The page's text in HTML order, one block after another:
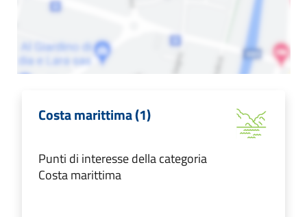
Costa marittima (1)
Punti di interesse della categoria
Costa marittima